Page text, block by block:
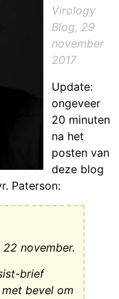
Virology
Blog, 29
november
2017
Update:
ongeveer
20 minuten
na het
posten van
deze blog
Paterson:
november.
brief
bevel om